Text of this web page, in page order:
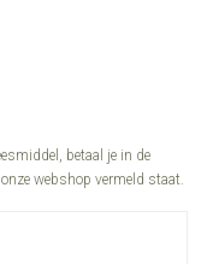
betaal je in de
webshop vermeld staat.